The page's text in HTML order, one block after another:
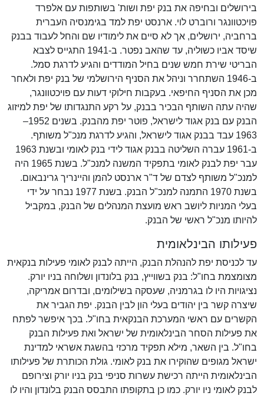
בירושלים ובחיפה את בנק יפת ושות' בשותפות עם אלפרד
פויכטוונגר ורוברט לוי. ארנסט יפת למד בגימנסיה העברית
ברחביה, ירושלים, אך לא סיים את לימודיו שם והחל לעבוד בבנק
שיסד אביו כשוליה, עד שהאב נפטר. ב-1941 התגייס לצבא
הבריטי שירת חמש שנים בחיל המודדים והגיע לדרגת סמל.
ב-1946 השתחרר וניהל את הסניף הירושלמי של בנק יפת ולאחר
מכן את הסניף החיפאי. בעקבות חילוקי דעות עם פויכטוונגר,
שהיה עתה השותף הבכיר בבנק, על רקע התנגדותו של יפת למיזוג
הבנק עם בנק אגוד לישראל, פוטר יפת מהבנק. בשנים 1952–
1963 עבד בבנק אגוד לישראל, והגיע לדרגת מנכ"ל משותף.
ב-1961 עברה השליטה בבנק אגוד לידי בנק לאומי ובשנת 1963
עבר יפת לבנק לאומי בתפקיד המשנה למנכ"ל. בשנת 1965 היה
למנכ"ל משותף לצדם של ד"ר ארנסט להמן והיינריך גרינבאום.
בשנת 1970 התמנה למנכ"ל הבנק. בשנת 1977 נבחר על ידי
בעלי המניות ליושב ראש מועצת המנהלים של הבנק, במקביל
להיותו מנכ"ל ראשי של הבנק.
פעילותו הבינלאומית
עד לכניסת יפת להנהלת הבנק, הייתה לבנק לאומי פעילות בנקאית
מצומצמת בחו"ל: בנק בשווייץ, בנק בלונדון ושלוחה בניו יורק.
נציגויות היו לו בגרמניה, שעסקה בשילומים, ובדרום אמריקה,
שיצרה קשר בין יהודים בעלי הון לבין הבנק. יפת הגביר את
הקשרים עם ראשי המערכת הבנקאית בחו"ל. בכך איפשר לפתח
את פעילות הסחר הבינלאומית של ישראל ואת פעילות הבנק
בחו"ל. בין השאר, מילא תפקיד מרכזי בהשגת אשראי למדינת
ישראל מגופים שהוקירו את בנק לאומי. גולת הכותרת של פעילותו
הבינלאומית הייתה רכישת עשרות סניפי בנק בניו יורק וצירופם
לבנק לאומי ניו יורק. כמו כן בתקופתו התבסס הבנק בלונדון והיו לו